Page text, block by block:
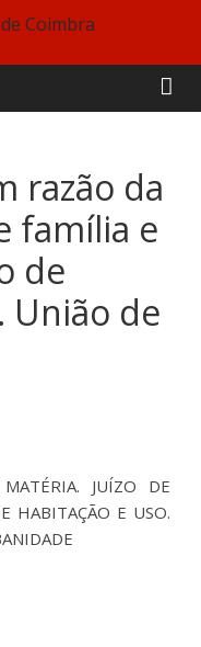
razão da
família e
de
União de
JUÍZO DE
HABITAÇÃO E USO.